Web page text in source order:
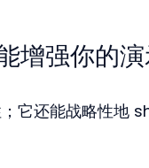
增强你的演
它还能战略性地